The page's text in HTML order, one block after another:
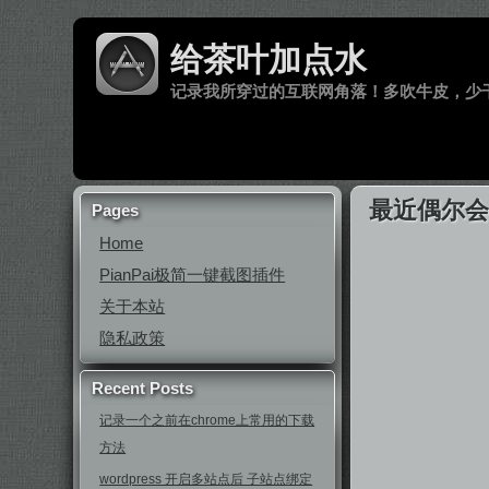
给茶叶加点水
记录我所穿过的互联网角落！多吹牛皮，少
Pages
Home
PianPai极简一键截图插件
关于本站
隐私政策
Recent Posts
记录一个之前在chrome上常用的下载
方法
wordpress 开启多站点后 子站点绑定
最近偶尔